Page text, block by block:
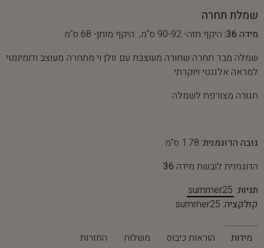
שמלת תחרה
מידה 36:
היקף חזה- 90-92 ס"מ, היקף מותן- 68 ס"מ
שמלה מבד תחרה שחורה מעוצבת עם וולן וי מתחרה מעוצב ודומיננטי
למראה אלגנטי ויוקרתי
חגורה מצורפת לשמלה
גובה הדוגמנית: 1.78 ס"מ
הדוגמנית לובשת מידה 36
תגיות: summer25
קולקציה: summer25
מידות הוראות כיבוס משלוח החזרות